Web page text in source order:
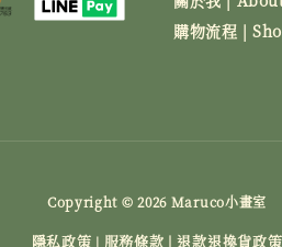
購物流程 |
Copyright © 2026 Maruco小畫室
隱私政策 | 服務條款 | 退款退換貨政策